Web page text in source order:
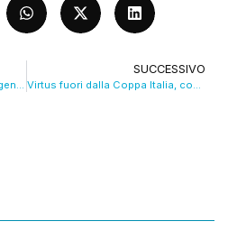
Ennesima aggressione a un agente, la denuncia del Siulp. VIDEO
SUCCESSIVO
Virtus fuori dalla Coppa Italia, coach Ivanovic punta allo scudetto. VIDEO